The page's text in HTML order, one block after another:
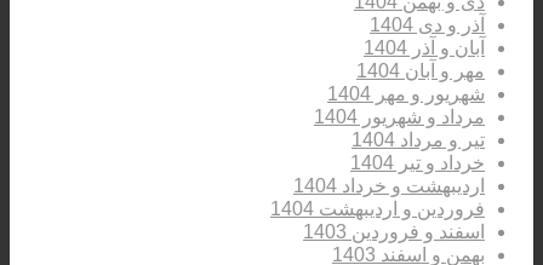
آذر و دی 1404
آبان و آذر 1404
مهر و آبان 1404
شهریور و مهر 1404
مرداد و شهریور 1404
تیر و مرداد 1404
خرداد و تیر 1404
اردیبهشت و خرداد 1404
فروردین و اردیبهشت 1404
اسفند و فروردین 1403
بهمن و اسفند 1403